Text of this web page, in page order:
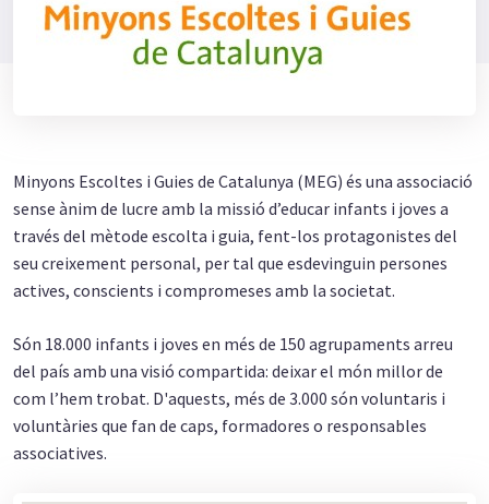
Minyons Escoltes i Guies de Catalunya (MEG) és una associació
sense ànim de lucre amb la missió d’educar infants i joves a
través del mètode escolta i guia, fent-los protagonistes del
seu creixement personal, per tal que esdevinguin persones
actives, conscients i compromeses amb la societat.
Són 18.000 infants i joves en més de 150 agrupaments arreu
del país amb una visió compartida: deixar el món millor de
com l’hem trobat. D'aquests, més de 3.000 són voluntaris i
voluntàries que fan de caps, formadores o responsables
associatives.